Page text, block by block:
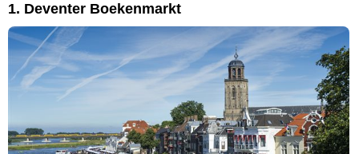
1. Deventer Boekenmarkt